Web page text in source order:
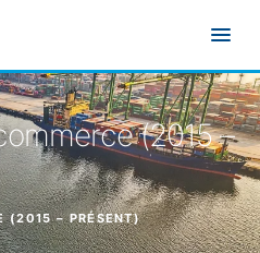
(2015 –
(2015 – PRÉSENT)